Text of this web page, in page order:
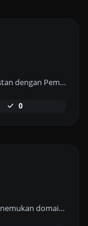
Buat tautan WhatsApp gratis Anda secara instan dengan Pembuat Tautan WhatsApp kami. Tambahkan pesan khusus dan mulai obrolan dengan satu klik – tidak perlu login atau pengkodean.
0
Gunakan alat pencarian IP terbalik untuk menemukan domain atau host yang terkait dengan alamat IP dengan cepat dan mudah.